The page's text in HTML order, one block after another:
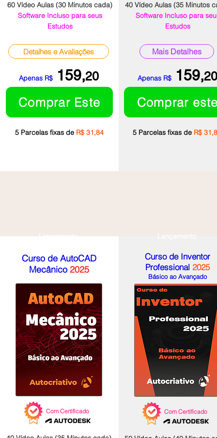
60 Vídeo Aulas (30 Minutos cada)
Software Incluso para seus
Estudos
Detalhes e Avaliações
Apenas R$ 159,20
Comprar Este
5 Parcelas fixas de R$ 31,84
40 Vídeo Aulas (35 Minutos
Software Incluso para
Estudos
Mais Detalhes
Apenas R$ 159,20
Comprar
5 Parcelas fixas de R$
Curso de AutoCAD
Mecânico 2025
Com Certificado
Curso de Inventor
Professional 2025
Básico ao Avançado
Com Certificado
Lançamento Lançamento